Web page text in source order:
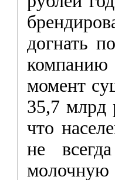
догнать
момент
35,7 млрд
что
не